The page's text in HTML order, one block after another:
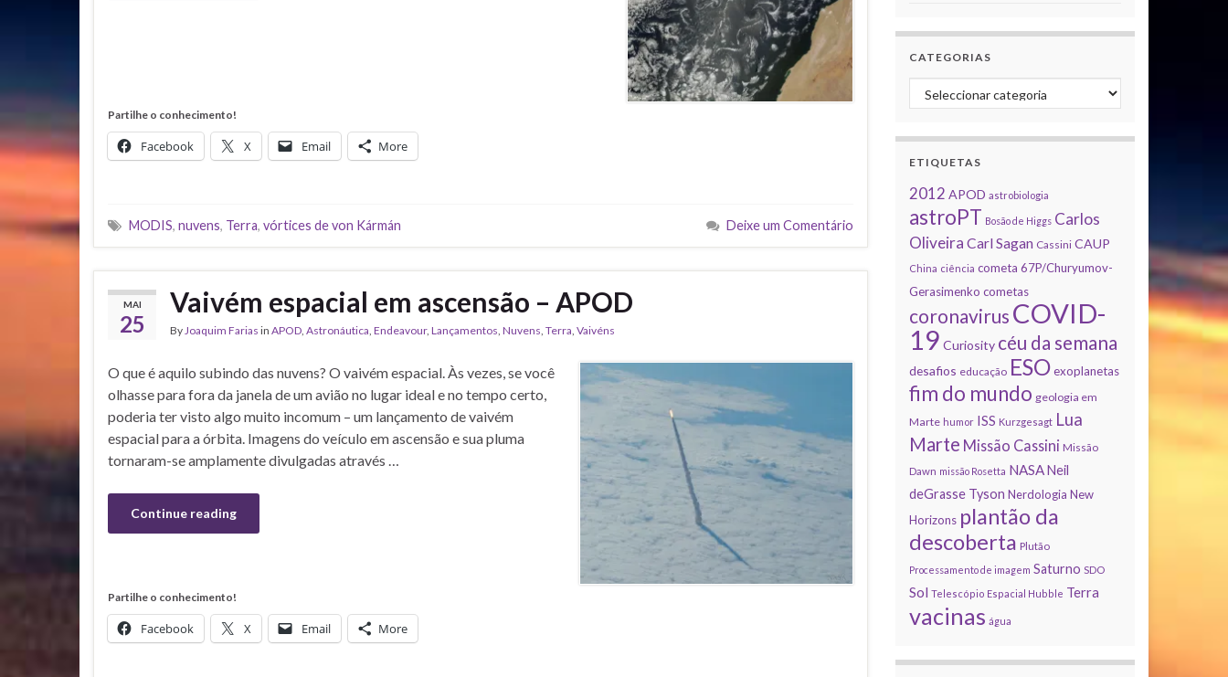
Partilhe o conhecimento!
Facebook X Email More
MODIS, nuvens, Terra, vórtices de von Kármán Deixe um Comentário
MAI
25
Vaivém espacial em ascensão – APOD
By Joaquim Farias in APOD Astronáutica Endeavour, Lançamentos Nuvens Terra Vaivéns
O que é aquilo subindo das nuvens? O vaivém espacial. Às vezes, se você
olhasse para fora da janela de um avião no lugar ideal e no tempo certo,
poderia ter visto algo muito incomum – um lançamento de vaivém
espacial para a órbita. Imagens do veículo em ascensão e sua pluma
tornaram-se amplamente divulgadas através …
Continue reading
Partilhe o conhecimento!
Facebook X Email More
CATEGORIAS
Categorias
ETIQUETAS
2012 APOD astrobiologia
astroPT Bosão de Higgs Carlos
Oliveira Carl Sagan Cassini CAUP
China ciência cometa 67P/Churyumov-
Gerasimenko cometas
coronavirus COVID-
19 Curiosity céu da semana
desafios educação ESO exoplanetas
fim do mundo geologia em
Marte humor ISS Kurzgesagt Lua
Marte Missão Cassini Missão
Dawn missão Rosetta NASA Neil
deGrasse Tyson Nerdologia New
Horizons plantão da
descoberta Plutão
Processamento de imagem Saturno SDO
Sol Telescópio Espacial Hubble Terra
vacinas água